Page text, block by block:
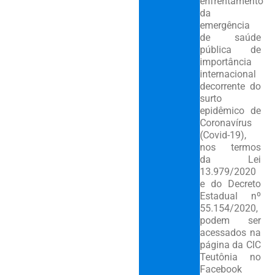
da
emergência
de saúde
pública de
importância
internacional
decorrente do
surto
epidêmico de
Coronavírus
(Covid-19),
nos termos
da Lei
13.979/2020
e do Decreto
Estadual nº
55.154/2020,
podem ser
acessados na
página da CIC
Teutônia no
Facebook